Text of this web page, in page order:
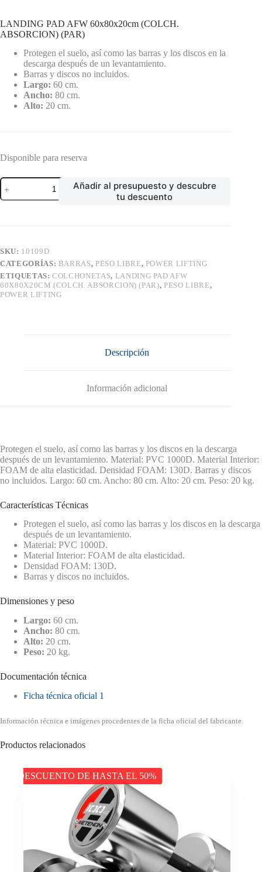
LANDING PAD AFW 60x80x20cm (COLCH.
ABSORCION) (PAR)
Protegen el suelo, así como las barras y los discos en la
descarga después de un levantamiento.
Barras y discos no incluidos.
Largo: 60 cm.
Ancho: 80 cm.
Alto: 20 cm.
Disponible para reserva
LANDING
PAD
AFW
cantidad
Añadir al presupuesto y descubre
tu descuento
SKU: 10109D
CATEGORÍAS: BARRAS, PESO LIBRE, POWER LIFTING
ETIQUETAS:COLCHONETAS, LANDING PAD AFW
60X80X20CM (COLCH. ABSORCION) (PAR), PESO LIBRE,
POWER LIFTING
Descripción
Información adicional
Protegen el suelo, así como las barras y los discos en la descarga
después de un levantamiento. Material: PVC 1000D. Material Interior:
FOAM de alta elasticidad. Densidad FOAM: 130D. Barras y discos
no incluidos. Largo: 60 cm. Ancho: 80 cm. Alto: 20 cm. Peso: 20 kg.
Características Técnicas
Protegen el suelo, así como las barras y los discos en la descarga
después de un levantamiento.
Material: PVC 1000D.
Material Interior: FOAM de alta elasticidad.
Densidad FOAM: 130D.
Barras y discos no incluidos.
Dimensiones y peso
Largo: 60 cm.
Ancho: 80 cm.
Alto: 20 cm.
Peso: 20 kg.
Documentación técnica
Ficha técnica oficial 1
Información técnica e imágenes procedentes de la ficha oficial del fabricante.
Productos relacionados
DESCUENTO DE HASTA EL 50%